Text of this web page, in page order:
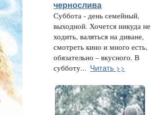
чернослива
Суббота - день семейный,
выходной. Хочется никуда не
ходить, валяться на диване,
смотреть кино и много есть,
обязательно – вкусного. В
субботу... Читать >>